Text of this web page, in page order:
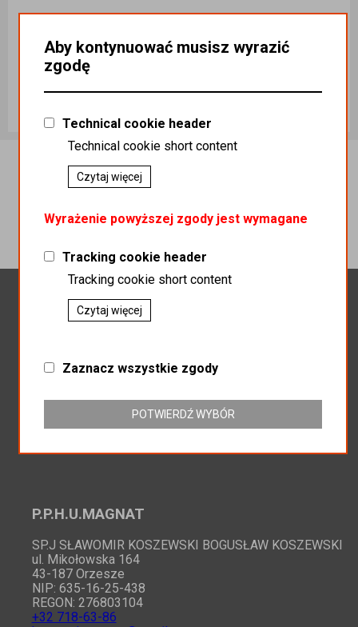
ażurowe
Podatek:
23%
Indeks handlowy
Dodaj do koszyka
P.P.H.U.MAGNAT
SP.J SŁAWOMIR KOSZEWSKI BOGUSŁAW KOSZEWSKI
ul. Mikołowska 164
43-187 Orzesze
NIP: 635-16-25-438
REGON: 276803104
+32 718-63-86
Aby kontynuować musisz wyrazić
zgodę
Technical cookie header
Technical cookie short content
Czytaj więcej
Wyrażenie powyższej zgody jest wymagane
Tracking cookie header
Tracking cookie short content
Czytaj więcej
Zaznacz wszystkie zgody
POTWIERDŹ WYBÓR